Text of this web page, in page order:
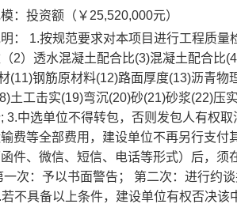
：投资额（￥25,520,000元）
： 1.按规范要求对本项目进行工程质
2）透水混凝土配合比(3)混凝土配合比
(11)钢筋原材料(12)路面厚度(13)沥青
土工击实(19)弯沉(20)砂(21)砂浆(22)压
3.中选单位不得转包，否则发包人有权
费等全部费用，建设单位不再另行支
件、微信、短信、电话等形式）后，
一次：予以书面警告； 第二次：进行约
不具备以上条件，建设单位有权否决该